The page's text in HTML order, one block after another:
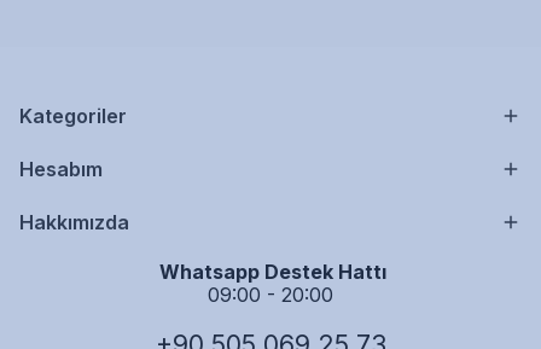
Kategoriler
Hesabım
Hakkımızda
Whatsapp Destek Hattı
09:00 - 20:00